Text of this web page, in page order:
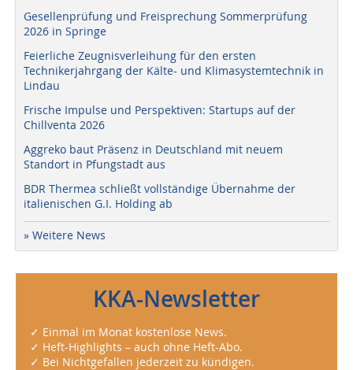
Gesellenprüfung und Freisprechung Sommerprüfung
2026 in Springe
Feierliche Zeugnisverleihung für den ersten
Technikerjahrgang der Kälte- und Klimasystemtechnik in
Lindau
Frische Impulse und Perspektiven: Startups auf der
Chillventa 2026
Aggreko baut Präsenz in Deutschland mit neuem
Standort in Pfungstadt aus
BDR Thermea schließt vollständige Übernahme der
italienischen G.I. Holding ab
» Weitere News
KKA-Newsletter
✓ Einmal im Monat kostenlose News.
✓ Heft-Highlights – auch ohne Heft-Abo.
✓ Bei Nichtgefallen jederzeit zu kündigen.